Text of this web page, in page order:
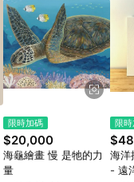
開館保證金，補
上之商品規格、
車不符，以
點數紅包使用規
購物前往 Pinkoi
符合導購資格；承
前往 Pinkoi 頁
限時加碼
$20,000
海龜繪畫 慢 是牠的力
量
限
海洋
- 遠